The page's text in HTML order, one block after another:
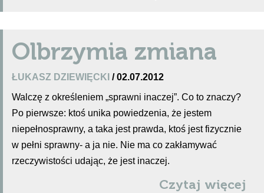
Olbrzymia zmiana
ŁUKASZ DZIEWIĘCKI / 02.07.2012
Walczę z określeniem „sprawni inaczej”. Co to znaczy?
Po pierwsze: ktoś unika powiedzenia, że jestem
niepełnosprawny, a taka jest prawda, ktoś jest fizycznie
w pełni sprawny- a ja nie. Nie ma co zakłamywać
rzeczywistości udając, że jest inaczej.
Czytaj więcej